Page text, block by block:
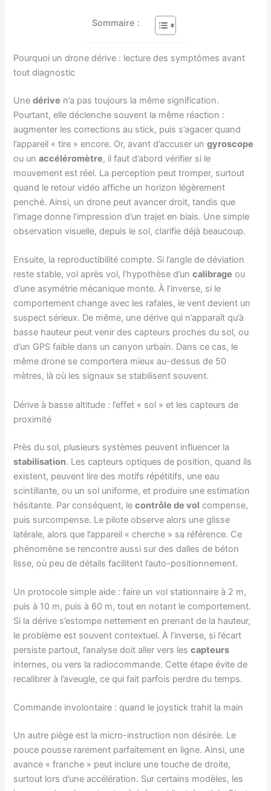
Sommaire :
Pourquoi un drone dérive : lecture des symptômes avant
tout diagnostic
Unedérive n’a pas toujours la même signification.
Pourtant, elle déclenche souvent la même réaction :
augmenter les corrections au stick, puis s’agacer quand
l’appareil « tire » encore. Or, avant d’accuser ungyroscope
ou unaccéléromètre, il faut d’abord vérifier si le
mouvement est réel. La perception peut tromper, surtout
quand le retour vidéo affiche un horizon légèrement
penché. Ainsi, un drone peut avancer droit, tandis que
l’image donne l’impression d’un trajet en biais. Une simple
observation visuelle, depuis le sol, clarifie déjà beaucoup.
Ensuite, la reproductibilité compte. Si l’angle de déviation
reste stable, vol après vol, l’hypothèse d’uncalibrage ou
d’une asymétrie mécanique monte. À l’inverse, si le
comportement change avec les rafales, le vent devient un
suspect sérieux. De même, une dérive qui n’apparaît qu’à
basse hauteur peut venir des capteurs proches du sol, ou
d’un GPS faible dans un canyon urbain. Dans ce cas, le
même drone se comportera mieux au-dessus de 50
mètres, là où les signaux se stabilisent souvent.
Dérive à basse altitude : l’effet « sol » et les capteurs de
proximité
Près du sol, plusieurs systèmes peuvent influencer la
stabilisation. Les capteurs optiques de position, quand ils
existent, peuvent lire des motifs répétitifs, une eau
scintillante, ou un sol uniforme, et produire une estimation
hésitante. Par conséquent, lecontrôle de vol compense,
puis surcompense. Le pilote observe alors une glisse
latérale, alors que l’appareil « cherche » sa référence. Ce
phénomène se rencontre aussi sur des dalles de béton
lisse, où peu de détails facilitent l’auto-positionnement.
Un protocole simple aide : faire un vol stationnaire à 2 m,
puis à 10 m, puis à 60 m, tout en notant le comportement.
Si la dérive s’estompe nettement en prenant de la hauteur,
le problème est souvent contextuel. À l’inverse, si l’écart
persiste partout, l’analyse doit aller vers lescapteurs
internes, ou vers la radiocommande. Cette étape évite de
recalibrer à l’aveugle, ce qui fait parfois perdre du temps.
Commande involontaire : quand le joystick trahit la main
Un autre piège est la micro-instruction non désirée. Le
pouce pousse rarement parfaitement en ligne. Ainsi, une
avance « franche » peut inclure une touche de droite,
surtout lors d’une accélération. Sur certains modèles, les